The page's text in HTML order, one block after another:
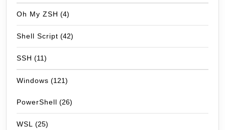
Oh My ZSH (4)
Shell Script (42)
SSH (11)
Windows (121)
PowerShell (26)
WSL (25)